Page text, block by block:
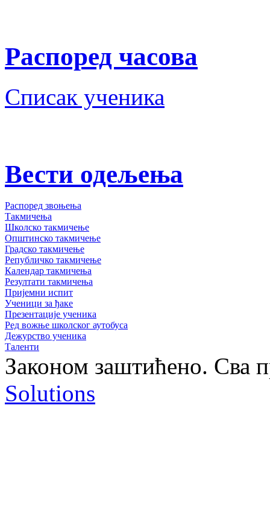
Распоред часова
Списак ученика
Вести одељења
Распоред звоњења
Такмичења
Школско такмичење
Општинско такмичење
Градско такмичење
Републичко такмичење
Календар такмичења
Резултати такмичења
Пријемни испит
Ученици за ђаке
Презентације ученика
Ред вожње школског аутобуса
Дежурство ученика
Таленти
Законом заштићено. Сва
Solutions